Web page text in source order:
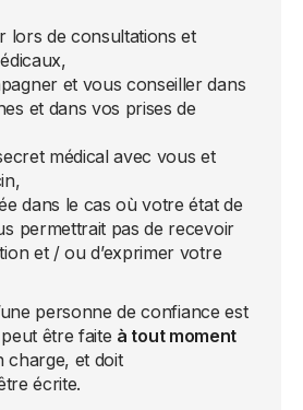
lors de consultations et
et vous conseiller dans
et dans vos prises de
médical avec vous et
dans le cas où votre état de
permettrait pas de recevoir
et / ou d’exprimer votre
personne de confiance est
être faite à tout moment
charge, et doit
écrite.